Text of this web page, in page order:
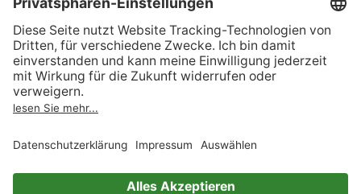
AGB
Informationen nach Data
Act
Verträge hier kündigen
Impressum